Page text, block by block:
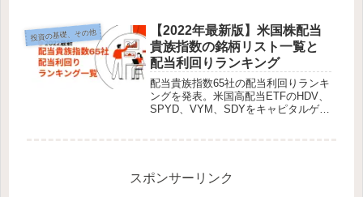
半導体関連の用語について説明してい
ます。仮想化技術について分かりま
す。
投資の基礎、その他
【2022年最新版】米国株配当
貴族指数の銘柄リスト一覧と
配当利回りランキング
配当貴族指数65社の配当利回りランキ
ングを発表。米国高配当ETFのHDV、
SPYD、VYM、SDYをキャピタルゲイ
スポンサーリンク